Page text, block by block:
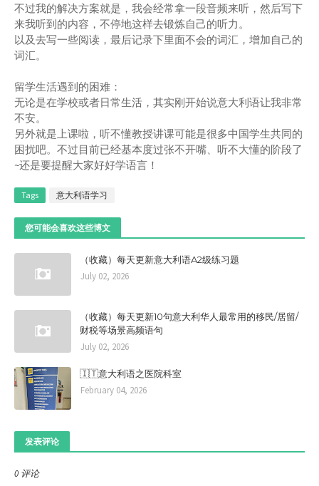
不过我的解决方案就是，我会经常拿一段音频来听，然后写下
来我听到的内容，不停地这样去锻炼自己的听力。
以及去写一些阅读，最后记录下里面不会的词汇，增加自己的
词汇。
留学生活遇到的困难：
无论是在学校或者日常生活，其实刚开始说意大利语让我非常
不安。
另外就是上课啦，听不懂教授讲课可能是很多中国学生共同的
困扰吧。不过目前已经基本度过张不开嘴、听不大懂的阶段了
~还是要提醒大家好好学语言！
Tags 意大利语学习
您可能会喜欢这些博文
（收藏）每天更新意大利语A2级练习题
July 02, 2026
（收藏）每天更新10句意大利华人最常用的移民/居留/
财税等场景高频语句
July 02, 2026
🇮🇹意大利语之医院科室
February 04, 2026
发表评论
0 评论